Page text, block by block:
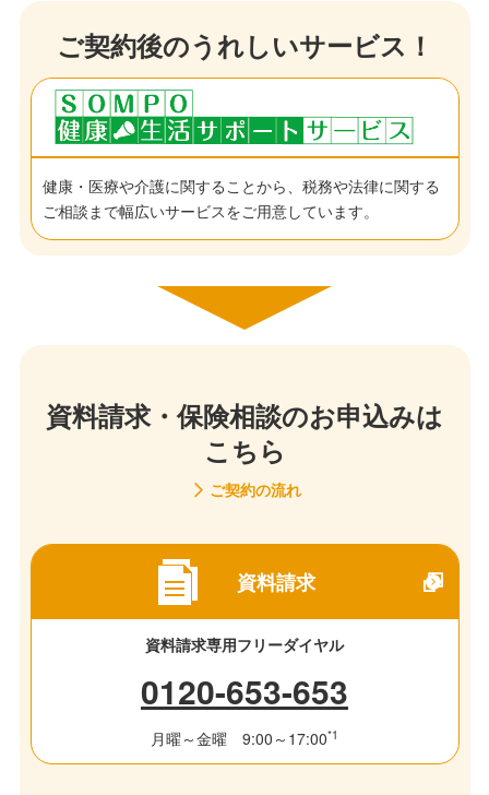
ご契約後のうれしいサービス！
健康・医療や介護に関することから、税務や法律に関する
ご相談まで幅広いサービスをご用意しています。
資料請求・保険相談のお申込みは
こちら
ご契約の流れ
資料請求
資料請求専用フリーダイヤル
0120-653-653
月曜～金曜 9:00～17:00*1